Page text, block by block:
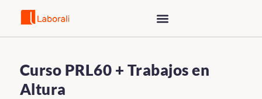
Curso PRL60 + Trabajos en
Altura